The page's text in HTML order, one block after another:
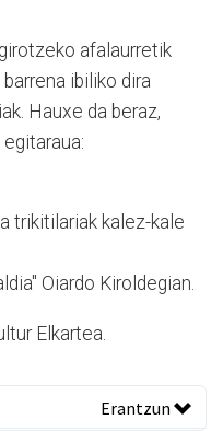
afalaurretik
ibiliko dira
Hauxe da beraz,
trikitilariak kalez-kale
Oiardo Kiroldegian.
Elkartea.
Erantzun